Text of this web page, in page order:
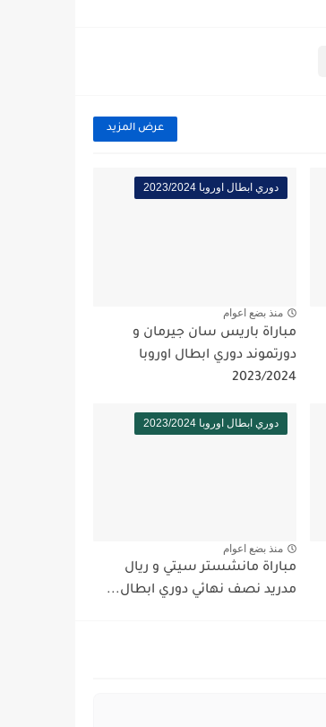
عرض المزيد
دوري ابطال اوروبا 2023/2024
منذ بضع اعوام
مباراة باريس سان جيرمان و
دورتموند دوري ابطال اوروبا
2023/2024
دوري ابطال اوروبا 2023/2024
منذ بضع اعوام
مباراة مانشستر سيتي و ريال
مدريد نصف نهائي دوري ابطال...